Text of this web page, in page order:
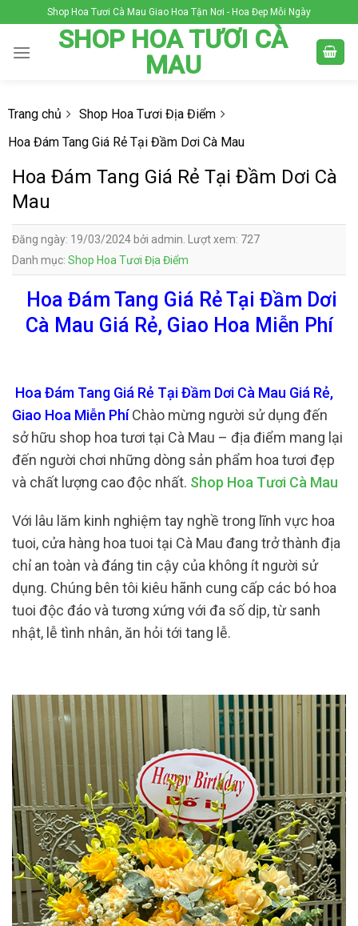
to
content
Shop Hoa Tươi Cà Mau Giao Hoa Tận Nơi - Hoa Đẹp Mỗi Ngày
SHOP HOA TƯƠI CÀ
MAU
Trang chủ
Shop Hoa Tươi Địa Điểm
Hoa Đám Tang Giá Rẻ Tại Đầm Dơi Cà Mau
Hoa Đám Tang Giá Rẻ Tại Đầm Dơi Cà
Mau
Đăng ngày: 19/03/2024 bởi admin. Lượt xem: 727
Danh mục: Shop Hoa Tươi Địa Điểm
Hoa Đám Tang Giá Rẻ Tại Đầm Dơi
Cà Mau Giá Rẻ, Giao Hoa Miễn Phí
Hoa Đám Tang Giá Rẻ Tại Đầm Dơi Cà Mau Giá Rẻ,
Giao Hoa Miễn PhíChào mừng người sử dụng đến
sở hữu shop hoa tươi tại Cà Mau – địa điểm mang lại
đến người chơi những dòng sản phẩm hoa tươi đẹp
và chất lượng cao độc nhất. Shop Hoa Tươi Cà Mau
Với lâu lăm kinh nghiệm tay nghề trong lĩnh vực hoa
tuoi, cửa hàng hoa tuoi tại Cà Mau đang trở thành địa
chỉ an toàn và đáng tin cậy của không ít người sử
dụng. Chúng bên tôi kiêu hãnh cung cấp các bó hoa
tuoi độc đáo và tương xứng với đa số dịp, từ sanh
nhật, lễ tình nhân, ăn hỏi tới tang lễ.